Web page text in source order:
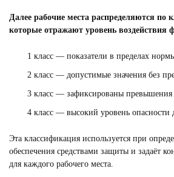
Далее рабочие места распределяются по
которые отражают уровень воздействия
1 класс — показатели в пределах
2 класс — допустимые значения без
3 класс — зафиксированы превышения
4 класс — высокий уровень опасности
Эта классификация используется при
обеспечения средствами защиты и задаёт
для каждого рабочего места.